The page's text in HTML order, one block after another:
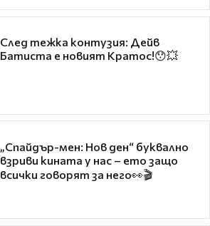
След тежка контузия: Дейв
Батиста е новият Кратос!😯💥
„Спайдър-мен: Нов ден“ буквално
взриви кината у нас – ето защо
всички говорят за него👀🎬